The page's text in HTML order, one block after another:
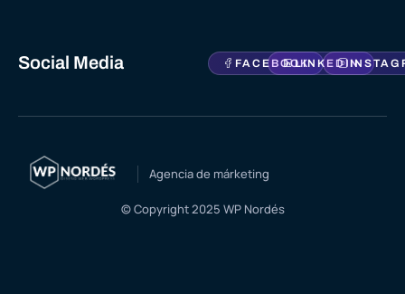
Social Media FACEBOOKLINKEDIN
Agencia de márketing
© Copyright 2025 WP Nordés